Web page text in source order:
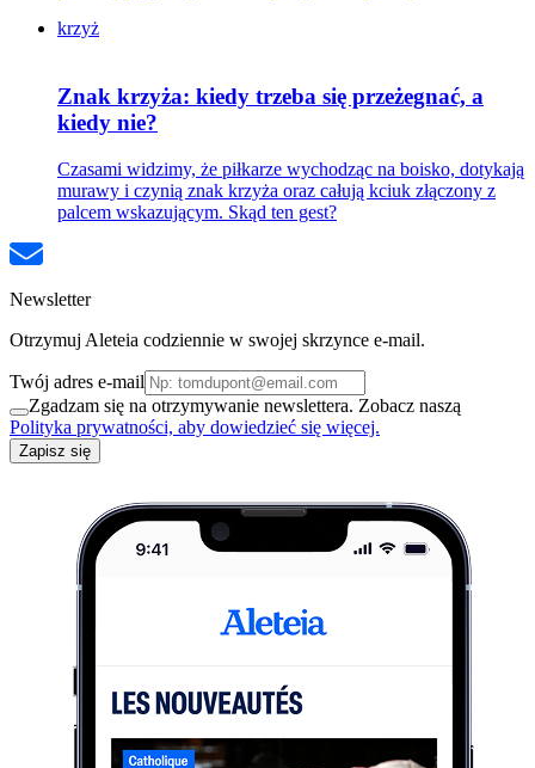
krzyż
Znak krzyża: kiedy trzeba się przeżegnać, a
kiedy nie?
Czasami widzimy, że piłkarze wychodząc na boisko, dotykają
murawy i czynią znak krzyża oraz całują kciuk złączony z
palcem wskazującym. Skąd ten gest?
Newsletter
Otrzymuj Aleteia codziennie w swojej skrzynce e-mail.
Twój adres e-mail
Zgadzam się na otrzymywanie newslettera. Zobacz naszą
Polityka prywatności, aby dowiedzieć się więcej.
Zapisz się